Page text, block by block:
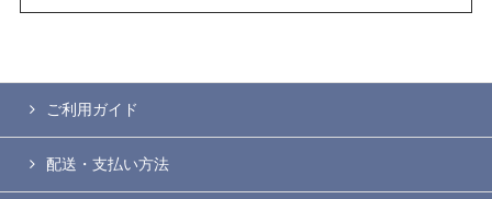
ご利用ガイド
配送・支払い方法